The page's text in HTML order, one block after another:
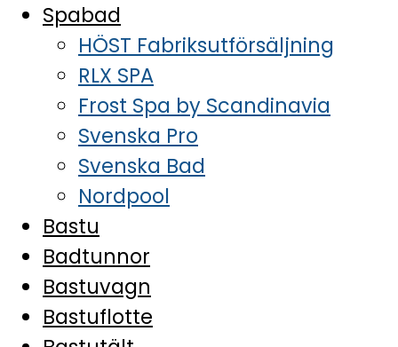
Spabad
HÖST Fabriksutförsäljning
RLX SPA
Frost Spa by Scandinavia
Svenska Pro
Svenska Bad
Nordpool
Bastu
Badtunnor
Bastuvagn
Bastuflotte